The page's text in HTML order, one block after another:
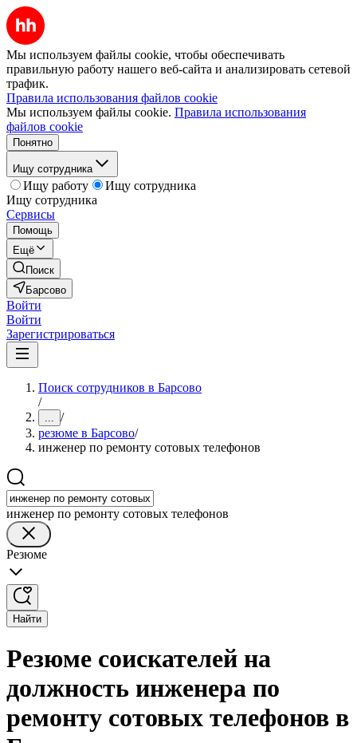
Мы используем файлы cookie, чтобы обеспечивать
правильную работу нашего веб-сайта и анализировать сетевой
трафик.
Правила использования файлов cookie
Мы используем файлы cookie. Правила использования
файлов cookie
Понятно
Ищу сотрудника
Ищу работу
Ищу сотрудника
Ищу сотрудника
Сервисы
Помощь
Ещё
Поиск
Барсово
Войти
Войти
Зарегистрироваться
Поиск сотрудников в Барсово
/
... /
резюме в Барсово/
инженер по ремонту сотовых телефонов
инженер по ремонту сотовых телефонов
Резюме
Найти
Резюме соискателей на
должность инженера по
ремонту сотовых телефонов в